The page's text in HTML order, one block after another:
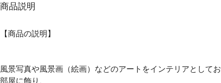
商品説明
【商品の説明】
風景写真や風景画（絵画）などのアートをインテリアとしてお
部屋に飾り、